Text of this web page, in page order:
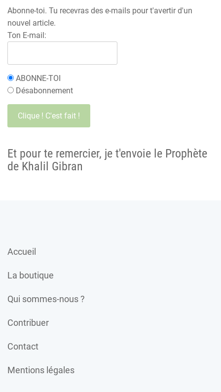
Abonne-toi. Tu recevras des e-mails pour t'avertir d'un
nouvel article.
Ton E-mail:
ABONNE-TOI
Désabonnement
Et pour te remercier, je t'envoie le Prophète
de Khalil Gibran
Accueil
La boutique
Qui sommes-nous ?
Contribuer
Contact
Mentions légales